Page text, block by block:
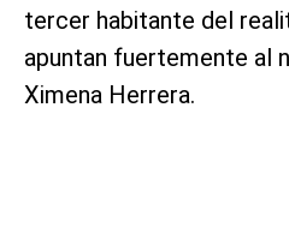
tercer habitante del
apuntan fuertemente al
Ximena Herrera.